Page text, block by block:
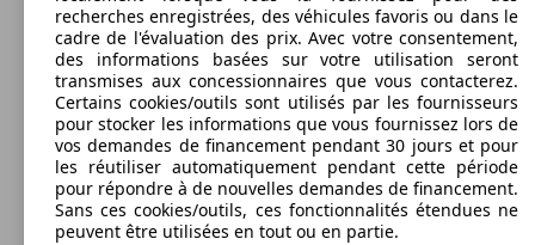
recherches enregistrées, des véhicules favoris ou dans le
cadre de l'évaluation des prix. Avec votre consentement,
des informations basées sur votre utilisation seront
transmises aux concessionnaires que vous contacterez.
Certains cookies/outils sont utilisés par les fournisseurs
pour stocker les informations que vous fournissez lors de
vos demandes de financement pendant 30 jours et pour
les réutiliser automatiquement pendant cette période
pour répondre à de nouvelles demandes de financement.
Sans ces cookies/outils, ces fonctionnalités étendues ne
peuvent être utilisées en tout ou en partie.